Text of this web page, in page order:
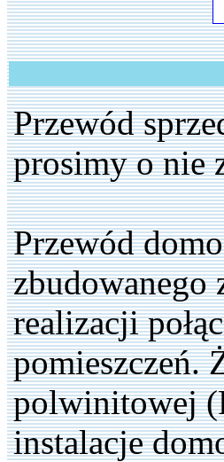
Przewód
prosimy o nie
Przewód
zbudowanego
realizacji
pomieszczeń.
polwinitowej
instalacje